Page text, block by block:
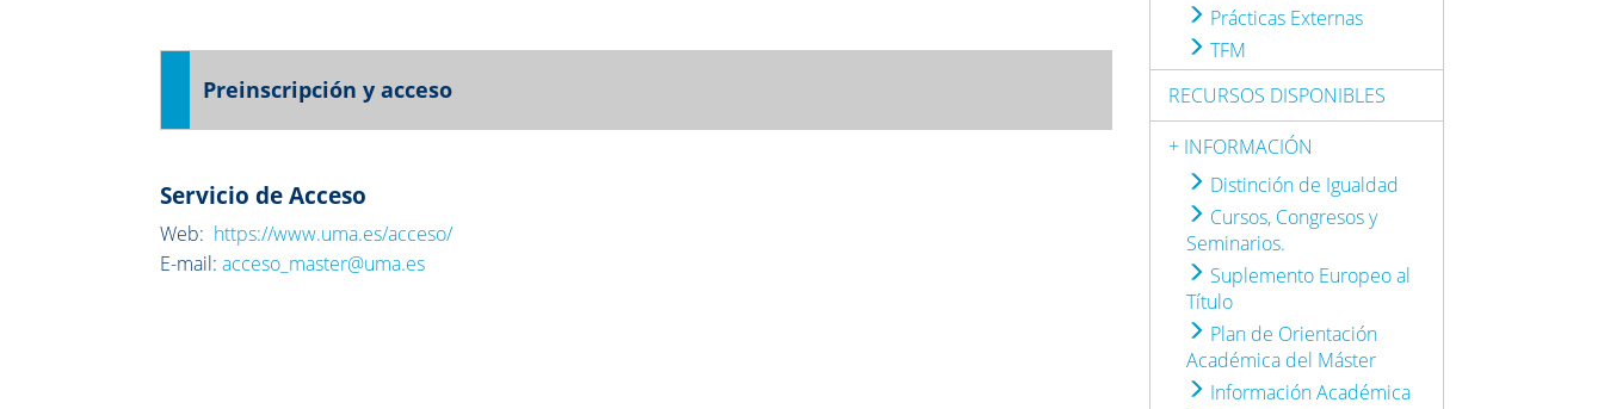
Preinscripción y acceso
Servicio de Acceso
Web: https://www.uma.es/acceso/
E-mail:acceso_master@uma.es
Prácticas Externas
TFM
RECURSOS DISPONIBLES
+ INFORMACIÓN
Distinción de Igualdad
Cursos, Congresos y
Seminarios.
Suplemento Europeo al
Título
Plan de Orientación
Académica del Máster
Información Académica